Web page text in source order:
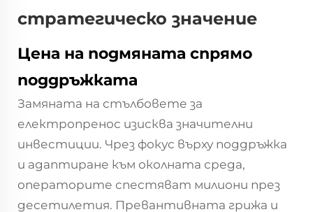
стратегическо значение
Цена на подмяната спрямо
поддръжката
Замяната на стълбовете за
електропренос изисква значителни
инвестиции. Чрез фокус върху поддръжка
и адаптиране към околната среда,
операторите спестяват милиони през
десетилетия. Превантивната грижа и